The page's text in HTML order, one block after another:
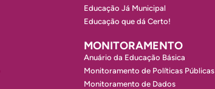
Educação Já Municipal
Educação que dá Certo!
MONITORAMENTO
Anuário da Educação Básica
Monitoramento de Políticas Públicas
Monitoramento de Dados